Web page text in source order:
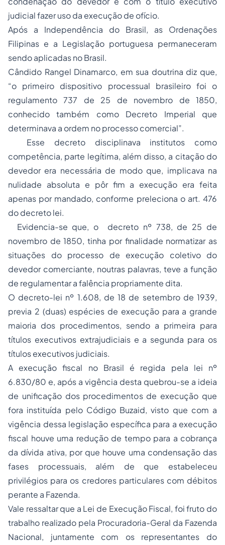
judicial fazer uso da execução de ofício.
Após a Independência do Brasil, as Ordenações
Filipinas e a Legislação portuguesa permaneceram
sendo aplicadas no Brasil.
Cândido Rangel Dinamarco, em sua doutrina diz que,
“o primeiro dispositivo processual brasileiro foi o
regulamento 737 de 25 de novembro de 1850,
conhecido também como Decreto Imperial que
determinava a ordem no processo comercial”.
Esse decreto disciplinava institutos como
competência, parte legítima, além disso, a citação do
devedor era necessária de modo que, implicava na
nulidade absoluta e pôr fim a execução era feita
apenas por mandado, conforme preleciona o art. 476
do decreto lei.
Evidencia-se que, o decreto nº 738, de 25 de
novembro de 1850, tinha por finalidade normatizar as
situações do processo de execução coletivo do
devedor comerciante, noutras palavras, teve a função
de regulamentar a falência propriamente dita.
O decreto-lei nº 1.608, de 18 de setembro de 1939,
previa 2 (duas) espécies de execução para a grande
maioria dos procedimentos, sendo a primeira para
títulos executivos extrajudiciais e a segunda para os
títulos executivos judiciais.
A execução fiscal no Brasil é regida pela lei nº
6.830/80 e, após a vigência desta quebrou-se a ideia
de unificação dos procedimentos de execução que
fora instituída pelo Código Buzaid, visto que com a
vigência dessa legislação específica para a execução
fiscal houve uma redução de tempo para a cobrança
da dívida ativa, por que houve uma condensação das
fases processuais, além de que estabeleceu
privilégios para os credores particulares com débitos
perante a Fazenda.
Vale ressaltar que a Lei de Execução Fiscal, foi fruto do
trabalho realizado pela Procuradoria-Geral da Fazenda
Nacional, juntamente com os representantes do